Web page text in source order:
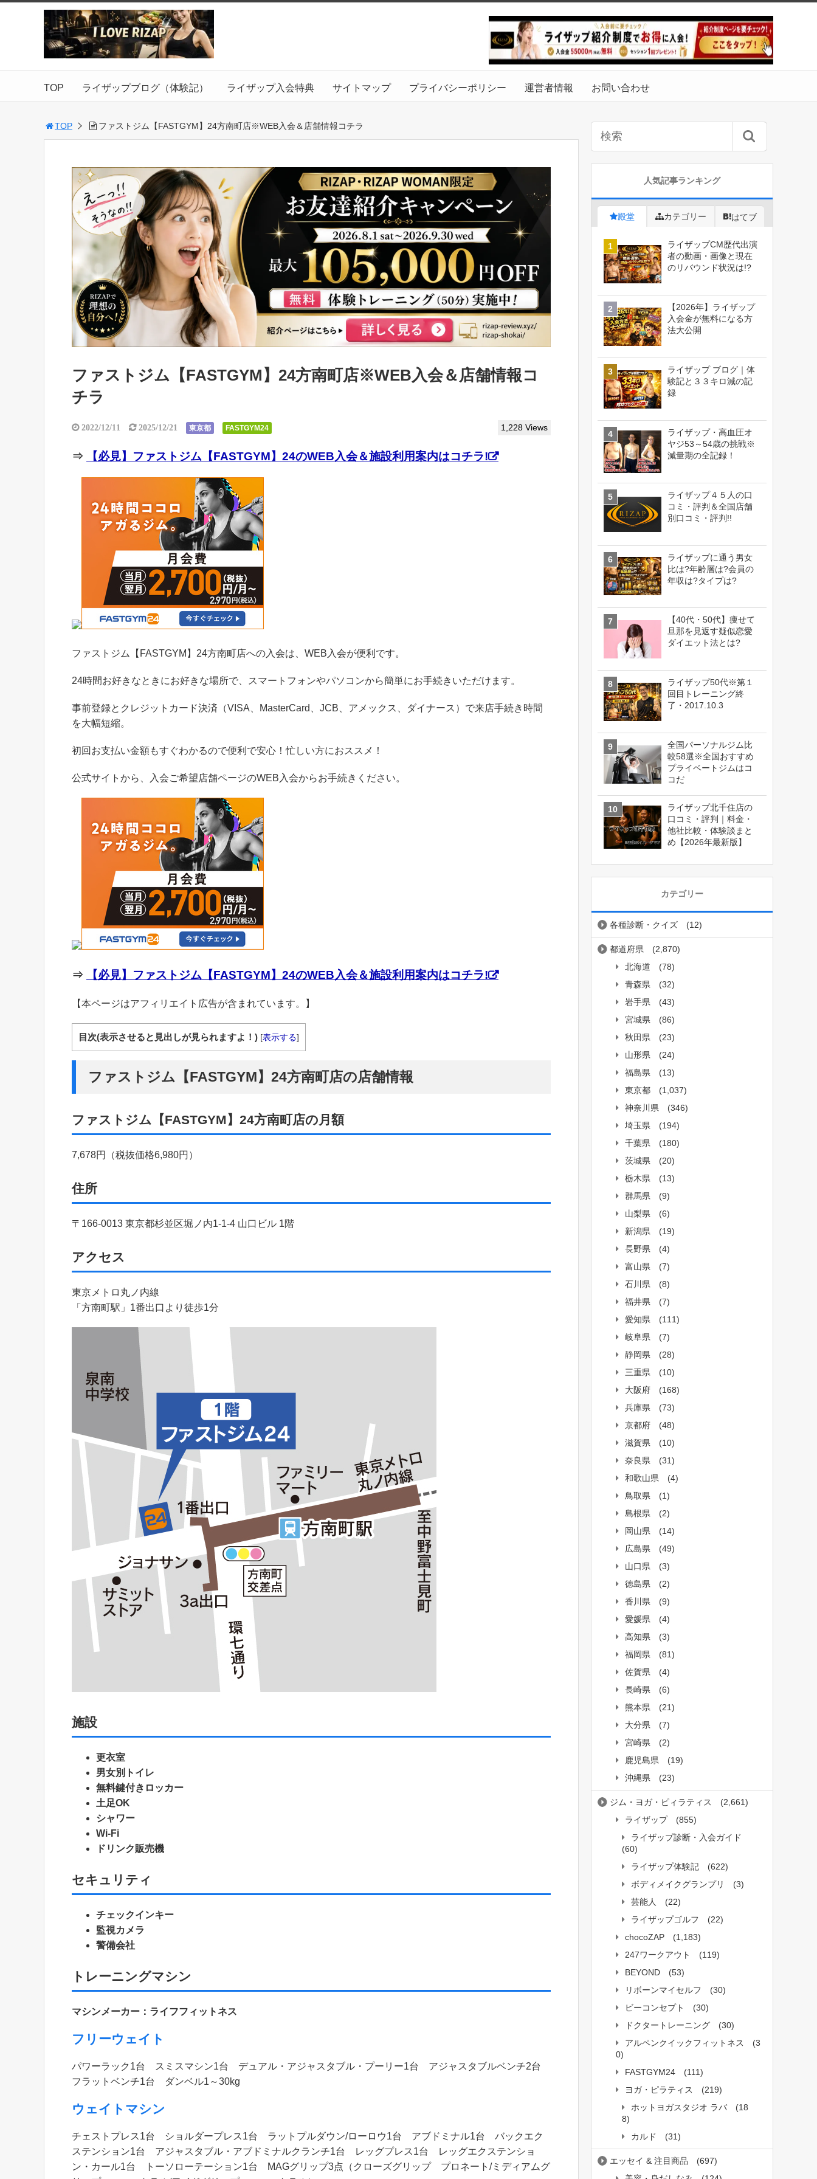
TOP ライザップブログ（体験記） ライザップ入会特典 サイトマップ プライバシーポリシー 運営者情報 お問い合わせ
TOP ファストジム【FASTGYM】24方南町店※WEB入会＆店舗情報コチラ
ファストジム【FASTGYM】24方南町店※WEB入会＆店舗情報コ
チラ
2022/12/11 2025/12/21 東京都 FASTGYM24 1,228 Views
⇒ 【必見】ファストジム【FASTGYM】24のWEB入会＆施設利用案内はコチラ!
ファストジム【FASTGYM】24方南町店への入会は、WEB入会が便利です。
24時間お好きなときにお好きな場所で、スマートフォンやパソコンから簡単にお手続きいただけます。
事前登録とクレジットカード決済（VISA、MasterCard、JCB、アメックス、ダイナース）で来店手続き時間
を大幅短縮。
初回お支払い金額もすぐわかるので便利で安心！忙しい方におススメ！
公式サイトから、入会ご希望店舗ページのWEB入会からお手続きください。
⇒ 【必見】ファストジム【FASTGYM】24のWEB入会＆施設利用案内はコチラ!
【本ページはアフィリエイト広告が含まれています。】
目次(表示させると見出しが見られますよ！) [表示する]
ファストジム【FASTGYM】24方南町店の店舗情報
ファストジム【FASTGYM】24方南町店の月額
7,678円（税抜価格6,980円）
住所
〒166-0013 東京都杉並区堀ノ内1-1-4 山口ビル 1階
アクセス
東京メトロ丸ノ内線
「方南町駅」1番出口より徒歩1分
施設
更衣室
男女別トイレ
無料鍵付きロッカー
土足OK
シャワー
Wi-Fi
ドリンク販売機
セキュリティ
チェックインキー
監視カメラ
警備会社
トレーニングマシン
マシンメーカー：ライフフィットネス
フリーウェイト
パワーラック1台 スミスマシン1台 デュアル・アジャスタブル・プーリー1台 アジャスタブルベンチ2台
フラットベンチ1台 ダンベル1～30kg
ウェイトマシン
チェストプレス1台 ショルダープレス1台 ラットプルダウン/ローロウ1台 アブドミナル1台 バックエク
ステンション1台 アジャスタブル・アブドミナルクランチ1台 レッグプレス1台 レッグエクステンショ
ン・カール1台 トーソローテーション1台 MAGグリップ3点（クローズグリップ プロネート/ミディアムグ
人気記事ランキング
殿堂 カテゴリー はてブ
ライザップCM歴代出演
者の動画・画像と現在
のリバウンド状況は!?
【2026年】ライザップ
入会金が無料になる方
法大公開
ライザップ ブログ｜体
験記と３３キロ減の記
録
ライザップ・高血圧オ
ヤジ53～54歳の挑戦※
減量期の全記録！
ライザップ４５人の口
コミ・評判＆全国店舗
別口コミ・評判!!
ライザップに通う男女
比は?年齢層は?会員の
年収は?タイプは?
【40代・50代】痩せて
旦那を見返す疑似恋愛
ダイエット法とは?
ライザップ50代※第１
回目トレーニング終
了・2017.10.3
全国パーソナルジム比
較58選※全国おすすめ
プライベートジムはコ
コだ
ライザップ北千住店の
口コミ・評判｜料金・
他社比較・体験談まと
め【2026年最新版】
カテゴリー
各種診断・クイズ (12)
都道府県
(2,870)
北海道
(78)
青森県
(32)
岩手県
(43)
宮城県
(86)
秋田県
(23)
山形県
(24)
福島県
(13)
東京都
(1,037)
神奈川県
(346)
埼玉県
(194)
千葉県
(180)
茨城県
(20)
栃木県
(13)
群馬県
(9)
山梨県
(6)
新潟県
(19)
長野県
(4)
富山県
(7)
石川県
(8)
福井県
(7)
愛知県
(111)
岐阜県
(7)
静岡県
(28)
三重県
(10)
大阪府
(168)
兵庫県
(73)
京都府
(48)
滋賀県
(10)
奈良県
(31)
和歌山県
(4)
鳥取県
(1)
島根県
(2)
岡山県
(14)
広島県
(49)
山口県
(3)
徳島県
(2)
香川県
(9)
愛媛県
(4)
高知県
(3)
福岡県
(81)
佐賀県
(4)
長崎県
(6)
熊本県
(21)
大分県
(7)
宮崎県
(2)
鹿児島県
(19)
沖縄県
(23)
ジム・ヨガ・ピィラティス
(2,661)
ライザップ
(855)
ライザップ診断・入会ガイド
(60)
ライザップ体験記
(622)
ボディメイクグランプリ
(3)
芸能人
(22)
ライザップゴルフ
(22)
chocoZAP
(1,183)
247ワークアウト
(119)
BEYOND
(53)
リボーンマイセルフ
(30)
ビーコンセプト
(30)
ドクタートレーニング
(30)
アルペンクイックフィットネス
(3
0)
FASTGYM24
(111)
ヨガ・ピラティス
(219)
ホットヨガスタジオ ラバ
(18
8)
カルド
(31)
エッセイ & 注目商品
(697)